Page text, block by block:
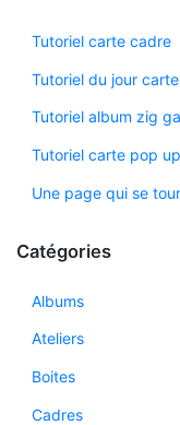
Tutoriel carte cadre
Tutoriel du jour
Tutoriel album zig
Tutoriel carte pop up
Une page qui se
Catégories
Albums
Ateliers
Boites
Cadres